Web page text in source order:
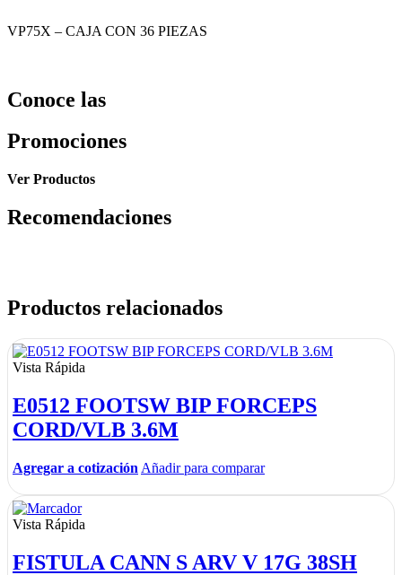
VP75X – CAJA CON 36 PIEZAS
Conoce las
Promociones
Ver Productos
Recomendaciones
Productos relacionados
Vista Rápida
E0512 FOOTSW BIP FORCEPS
CORD/VLB 3.6M
Agregar a cotización Añadir para comparar
Vista Rápida
FISTULA CANN S ARV V 17G 38SH